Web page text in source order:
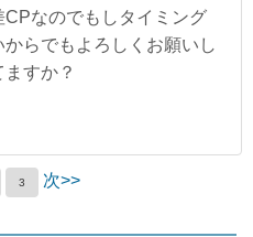
なのでもしタイミング
らでもよろしくお願いし
すか？
3 次>>